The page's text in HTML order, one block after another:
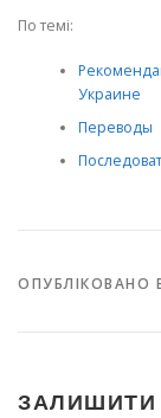
По темі:
Украине
Переводы
ОПУБЛІКОВАНО
ЗАЛИШИТИ